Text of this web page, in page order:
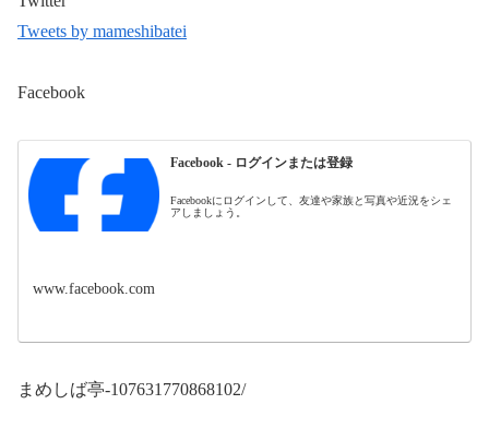
Tweets by mameshibatei
Facebook
Facebook - ログインまたは登録
Facebookにログインして、友達や家族と写真や近況をシェ
アしましょう。
www.facebook.com
まめしば亭-107631770868102/